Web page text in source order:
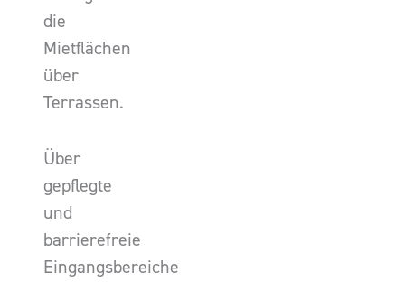
die
Mietflächen
über
Terrassen.
Über
gepflegte
und
barrierefreie
Eingangsbereiche